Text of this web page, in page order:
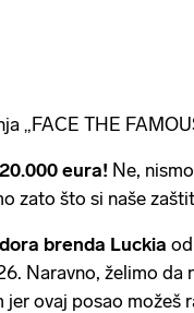
„FACE THE
eura! Ne,
zato što si naše
brenda Luckia
Naravno, želimo da
jer ovaj posao možeš